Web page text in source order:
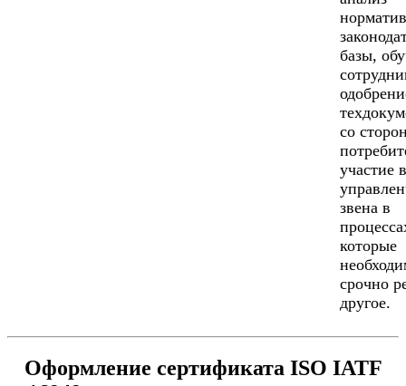
базы,
со
участие
звена в
которые
срочно
другое.
Оформление сертификата ISO IATF